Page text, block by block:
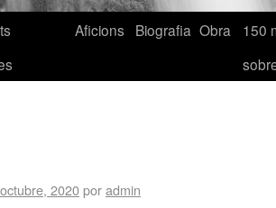
Aficions Biografia Obra
150
2020poradmin